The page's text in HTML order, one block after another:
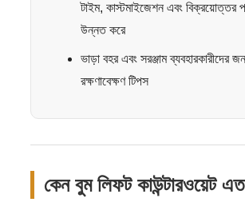
টাইম, কাস্টমাইজেশন এবং বিক্রয়োত্তর
উন্নত করে
ভাড়া বহর এবং সরঞ্জাম ব্যবহারকারীদের
রক্ষণাবেক্ষণ টিপস
কেন বুম লিফট কাউন্টারওয়েট